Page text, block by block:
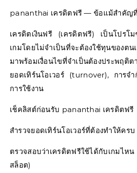
pananthai เครดิตฟรี — ข้อแม้สำคัญ
เครดิตเงินฟรี (เครดิตฟรี) เป็นโปรโ
เกมโดยไม่จำเป็นที่จะต้องใช้ทุนของต
มาพร้อมเงื่อนไขที่จำเป็นต้องประพฤ
ยอดเทิร์นโอเวอร์ (turnover), การจำ
การใช้งาน
เช็คลิสต์ก่อนรับ pananthai เครดิตฟรี
สำรวจยอดเทิร์นโอเวอร์ที่ต้องทำให้ครบ
ตรวจสอบว่าเครดิตฟรีใช้ได้กับเกมไห
สล็อต)